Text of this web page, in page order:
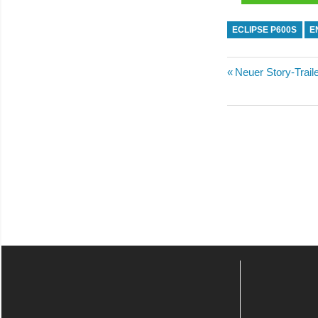
ECLIPSE P600S
Vorheriger
Neuer Story-